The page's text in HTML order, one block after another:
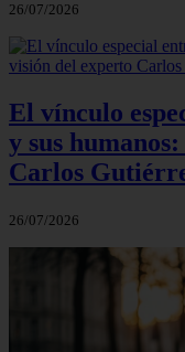
26/07/2026
El vínculo
y sus
Carlos
26/07/2026